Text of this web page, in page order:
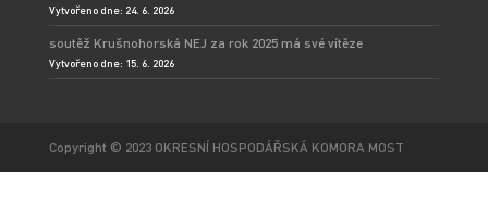
Vytvořeno dne: 24. 6. 2026
soutěž Krušnohorská NEJ za rok 2025 má své vítěze
Vytvořeno dne: 15. 6. 2026
Copyright © 2023 OKRESNÍ HOSPODÁŘSKÁ KOMORA MOST